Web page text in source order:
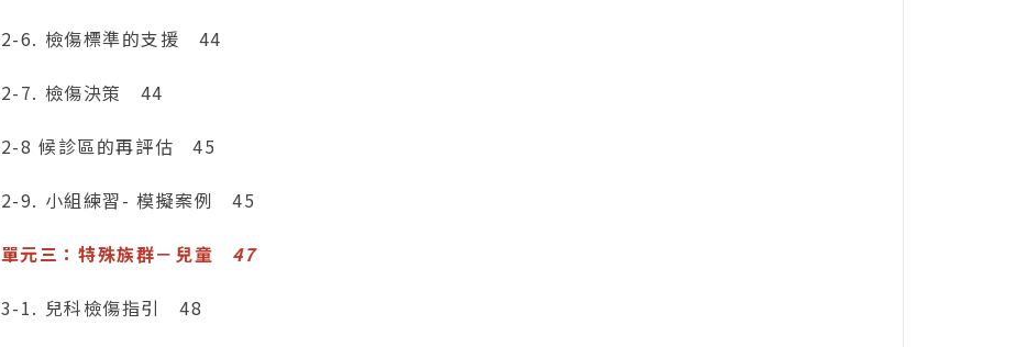
2-6. 檢傷標準的支援 44
2-7. 檢傷決策 44
2-8 候診區的再評估 45
2-9. 小組練習- 模擬案例 45
單元三：特殊族群－兒童 47
3-1. 兒科檢傷指引 48